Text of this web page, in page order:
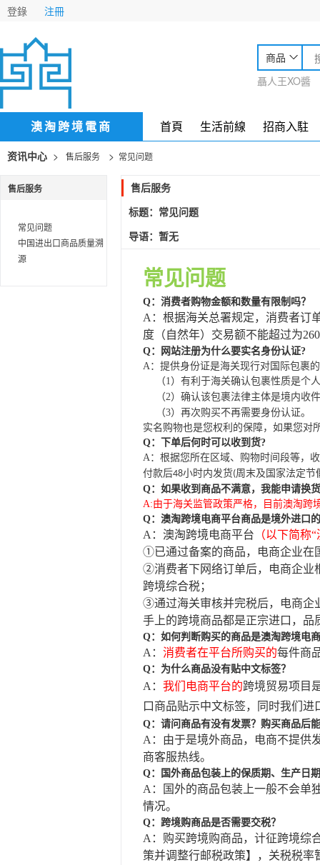
登錄 注冊
商品
聶人王XO醬
澳淘跨境電商 首頁 生活前線 招商入駐
资讯中心 > 售后服务 > 常见问题
售后服务
常见问题
中国进出口商品质量溯
源
售后服务
标题：常见问题
导语：暂无
常见问题
Q：消费者购物金额和数量有限制吗？
A：根据海关总署规定，消费者订
度（自然年）交易额不能超过为
Q：网站注册为什么要实名身份认证?
A：提供身份证是海关现行对国际包裹
（1）有利于海关确认包裹性质是个
（2）确认该包裹法律主体是境内收
（3）再次购买不再需要身份认证。
实名购物也是您权利的保障，如果您对
Q：下单后何时可以收到货?
A：根据您所在区域、购物时间段等，
付款后48小时内发货(周末及国家法定节
Q：如果收到商品不满意，我能申请换
A:由于海关监管政策严格，目前澳淘跨
Q：澳淘跨境电商平台商品是境外进口
A：澳淘跨境电商平台 （以下简称
①已通过备案的商品，电商企业在
②消费者下网络订单后，电商企业
跨境综合税；
③通过海关审核并完税后，电商企
手上的跨境商品都是正宗进口，品
Q：如何判断购买的商品是澳淘跨境电
A： 消费者在平台所购买的每件商
Q：为什么商品没有贴中文标签？
A： 我们电商平台的跨境贸易项目
口商品贴示中文标签，同时我们
Q：请问商品有没有发票？购买商品后
A：由于是境外商品，电商不提供
商客服热线。
Q：国外商品包装上的保质期、生产日
A：国外的商品包装上一般不会单
情况。
Q：跨境购商品是否需要交税？
A：购买跨境购商品，计征跨境综
策并调整行邮税政策】，关税税率